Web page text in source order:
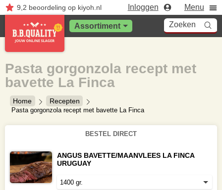
9,2 beoordelingop kiyoh.nl Inloggen Menu
Assortiment Zoeken
Home Recepten
Pasta gorgonzola recept met bavette La Finca
Pasta gorgonzola recept met
bavette La Finca
BESTEL DIRECT
ANGUS BAVETTE/MAANVLEES LA FINCA
URUGUAY